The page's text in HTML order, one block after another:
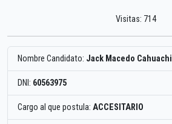
Visitas: 714
Nombre Candidato: Jack Macedo Cahuachi
DNI: 60563975
Cargo al que postula: ACCESITARIO